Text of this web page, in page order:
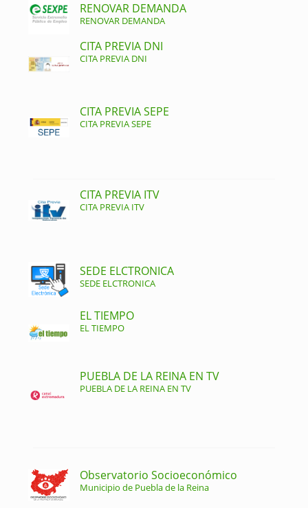
RENOVAR DEMANDA
RENOVAR DEMANDA
CITA PREVIA DNI
CITA PREVIA DNI
CITA PREVIA SEPE
CITA PREVIA SEPE
CITA PREVIA ITV
CITA PREVIA ITV
SEDE ELCTRONICA
SEDE ELCTRONICA
EL TIEMPO
EL TIEMPO
PUEBLA DE LA REINA EN TV
PUEBLA DE LA REINA EN TV
Observatorio Socioeconómico
Municipio de Puebla de la Reina